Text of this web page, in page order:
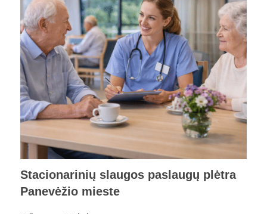
Stacionarinių slaugos paslaugų plėtra
Panevėžio mieste